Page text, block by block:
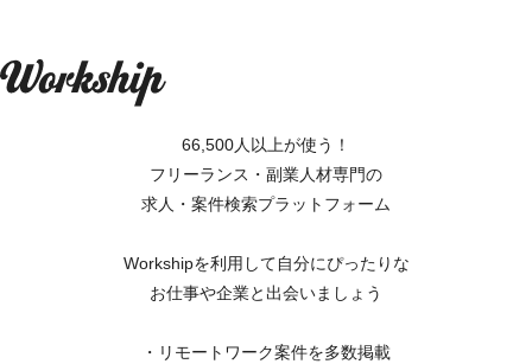
66,500人以上が使う！
フリーランス・副業人材専門の
求人・案件検索プラットフォーム
Workshipを利用して自分にぴったりな
お仕事や企業と出会いましょう
・リモートワーク案件を多数掲載